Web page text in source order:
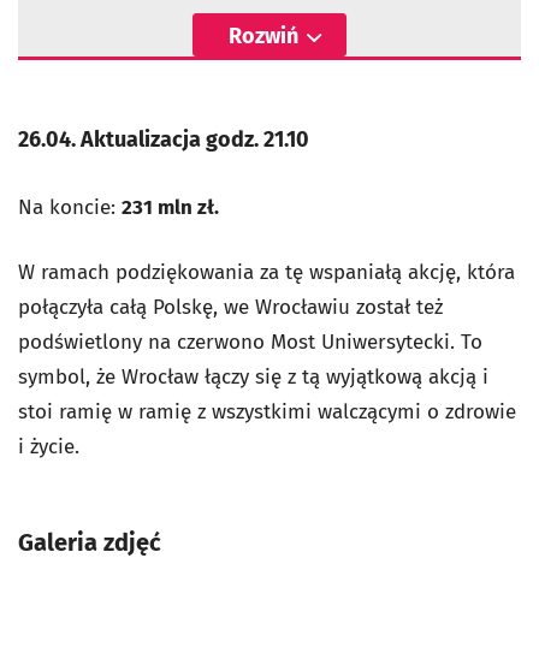
Rozwiń
26.04. Aktualizacja godz. 21.10
Na koncie: 231 mln zł.
W ramach podziękowania za tę wspaniałą akcję, która
połączyła całą Polskę, we Wrocławiu został też
podświetlony na czerwono Most Uniwersytecki. To
symbol, że Wrocław łączy się z tą wyjątkową akcją i
stoi ramię w ramię z wszystkimi walczącymi o zdrowie
i życie.
Galeria zdjęć